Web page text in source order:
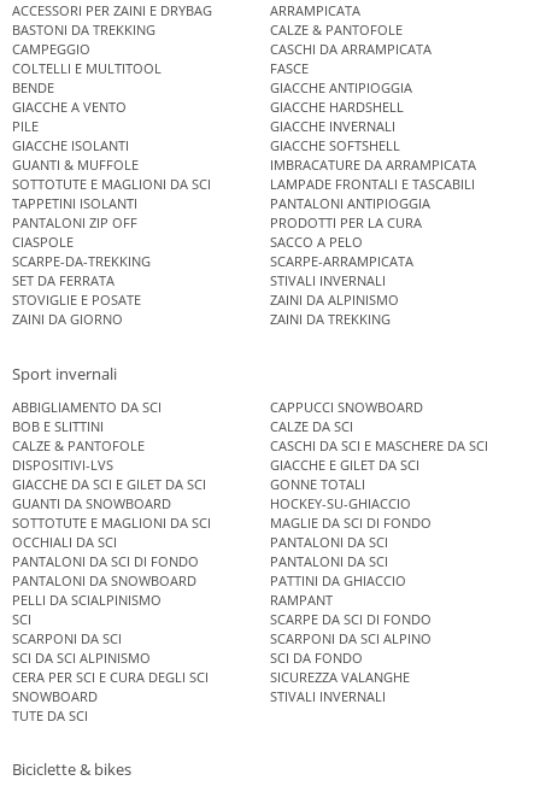
ACCESSORI PER ZAINI E DRYBAG
ARRAMPICATA
BASTONI DA TREKKING
CALZE & PANTOFOLE
CAMPEGGIO
CASCHI DA ARRAMPICATA
COLTELLI E MULTITOOL
FASCE
BENDE
GIACCHE ANTIPIOGGIA
GIACCHE A VENTO
GIACCHE HARDSHELL
PILE
GIACCHE INVERNALI
GIACCHE ISOLANTI
GIACCHE SOFTSHELL
GUANTI & MUFFOLE
IMBRACATURE DA ARRAMPICATA
SOTTOTUTE E MAGLIONI DA SCI
LAMPADE FRONTALI E TASCABILI
TAPPETINI ISOLANTI
PANTALONI ANTIPIOGGIA
PANTALONI ZIP OFF
PRODOTTI PER LA CURA
CIASPOLE
SACCO A PELO
SCARPE-DA-TREKKING
SCARPE-ARRAMPICATA
SET DA FERRATA
STIVALI INVERNALI
STOVIGLIE E POSATE
ZAINI DA ALPINISMO
ZAINI DA GIORNO
ZAINI DA TREKKING
Sport invernali
ABBIGLIAMENTO DA SCI
CAPPUCCI SNOWBOARD
BOB E SLITTINI
CALZE DA SCI
CALZE & PANTOFOLE
CASCHI DA SCI E MASCHERE DA SCI
DISPOSITIVI-LVS
GIACCHE E GILET DA SCI
GIACCHE DA SCI E GILET DA SCI
GONNE TOTALI
GUANTI DA SNOWBOARD
HOCKEY-SU-GHIACCIO
SOTTOTUTE E MAGLIONI DA SCI
MAGLIE DA SCI DI FONDO
OCCHIALI DA SCI
PANTALONI DA SCI
PANTALONI DA SCI DI FONDO
PANTALONI DA SCI
PANTALONI DA SNOWBOARD
PATTINI DA GHIACCIO
PELLI DA SCIALPINISMO
RAMPANT
SCI
SCARPE DA SCI DI FONDO
SCARPONI DA SCI
SCARPONI DA SCI ALPINO
SCI DA SCI ALPINISMO
SCI DA FONDO
CERA PER SCI E CURA DEGLI SCI
SICUREZZA VALANGHE
SNOWBOARD
STIVALI INVERNALI
TUTE DA SCI
Biciclette & bikes